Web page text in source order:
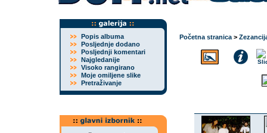
Popis albuma
Posljednje dodano
Posljednji komentari
Najgledanije
Visoko rangirano
Moje omiljene slike
Pretraživanje
Početna stranica >